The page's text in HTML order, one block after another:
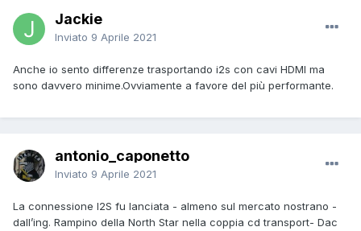
Jackie
Inviato 9 Aprile 2021
Anche io sento differenze trasportando i2s con cavi HDMI ma
sono davvero minime.Ovviamente a favore del più performante.
antonio_caponetto
Inviato 9 Aprile 2021
La connessione I2S fu lanciata - almeno sul mercato nostrano -
dall’ing. Rampino della North Star nella coppia cd transport- Dac